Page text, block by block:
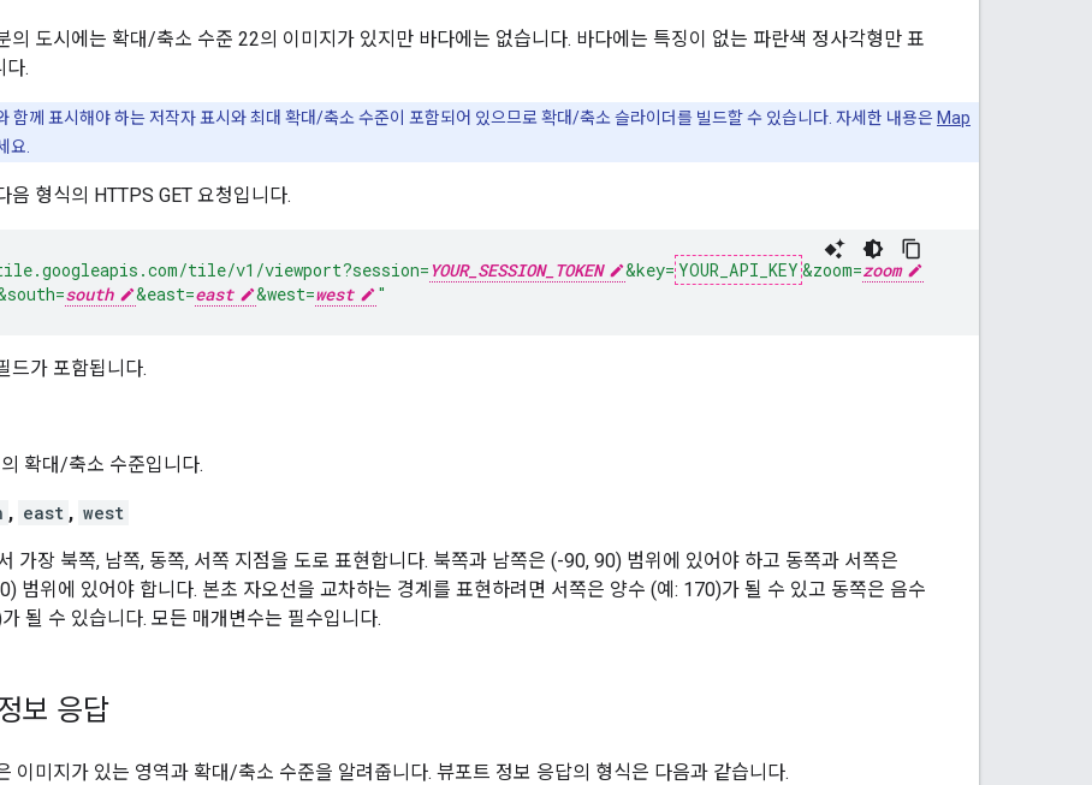
의 도시에는 확대/축소 수준 22의 이미지가 있지만 바다에는 없습니다. 바다에는 특징이 없는 파란색 정사각형만 표
다.
함께 표시해야 하는 저작자 표시와 최대 확대/축소 수준이 포함되어 있으므로 확대/축소 슬라이더를 빌드할 수 있습니다. 자세한 내용은 Map
요.
음 형식의 HTTPS GET 요청입니다.
tile/v1/viewport?session= YOUR_SESSION_TOKEN &key= YOUR_API_KEY &zoom=zoom
south &east=east &west=west "
드가 포함됩니다.
의 확대/축소 수준입니다.
, east , west
서 가장 북쪽, 남쪽, 동쪽, 서쪽 지점을 도로 표현합니다. 북쪽과 남쪽은 (-90, 90) 범위에 있어야 하고 동쪽과 서쪽은
범위에 있어야 합니다. 본초 자오선을 교차하는 경계를 표현하려면 서쪽은 양수 (예: 170)가 될 수 있고 동쪽은 음수
가 될 수 있습니다. 모든 매개변수는 필수입니다.
보 응답
이미지가 있는 영역과 확대/축소 수준을 알려줍니다. 뷰포트 정보 응답의 형식은 다음과 같습니다.